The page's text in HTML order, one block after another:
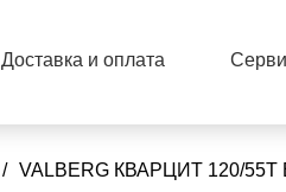
Доставка и оплата
/ VALBERG КВАРЦИТ 120/55T